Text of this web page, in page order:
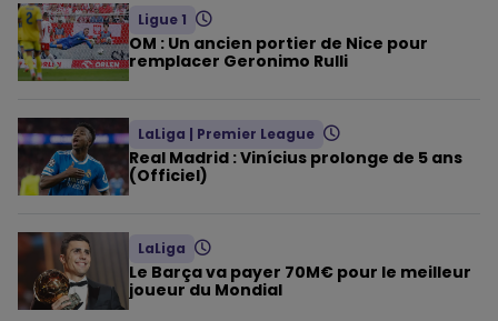
Ligue 1
OM : Un ancien portier de Nice pour
remplacer Geronimo Rulli
LaLiga | Premier League
Real Madrid : Vinícius prolonge de 5 ans
(Officiel)
LaLiga
Le Barça va payer 70M€ pour le meilleur
joueur du Mondial